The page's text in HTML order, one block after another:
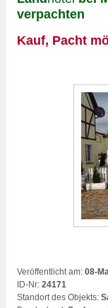
verpachten
Kauf, Pacht
Veröffentlicht am: 08-
ID-Nr: 24171
Standort des Objekts: